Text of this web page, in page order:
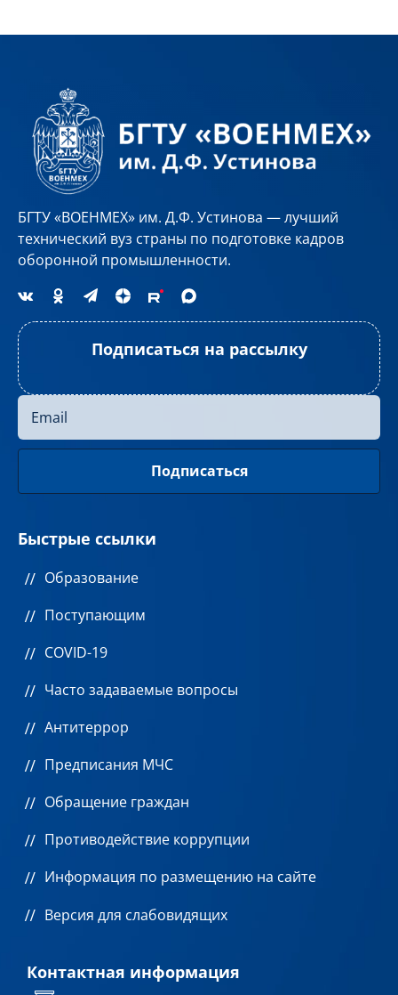
БГТУ «ВОЕНМЕХ» им. Д.Ф. Устинова — лучший
технический вуз страны по подготовке кадров
оборонной промышленности.
Подписаться на рассылку
Быстрые ссылки
Образование
Поступающим
COVID-19
Часто задаваемые вопросы
Антитеррор
Предписания МЧС
Обращение граждан
Противодействие коррупции
Информация по размещению на сайте
Версия для слабовидящих
Контактная информация